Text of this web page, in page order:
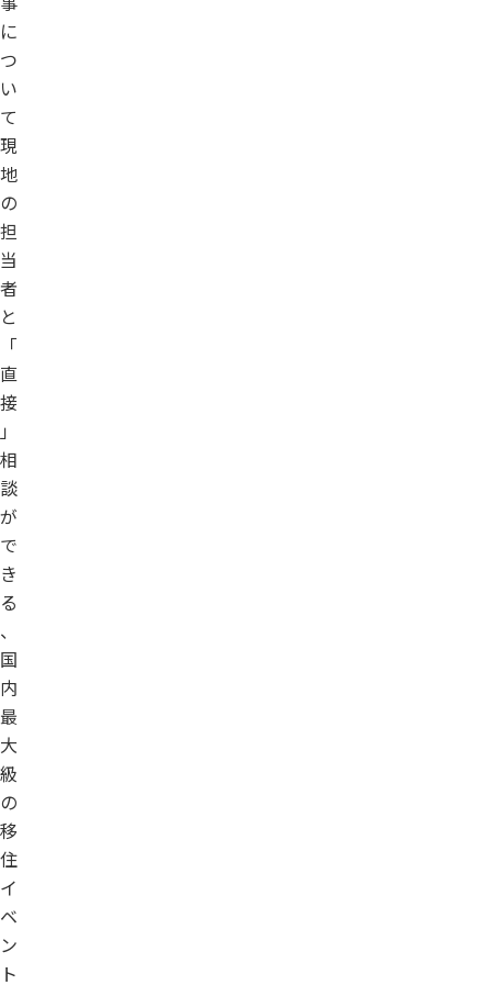
に
つ
い
て
現
地
の
担
当
者
と
「
直
接
」
相
談
が
で
き
る
、
国
内
最
大
級
の
移
住
イ
ベ
ン
ト